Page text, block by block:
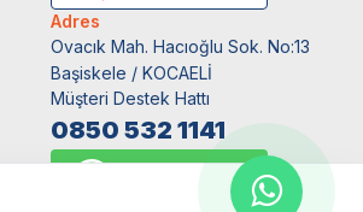
Adres
Ovacık Mah. Hacıoğlu Sok. No:13
Başiskele / KOCAELİ
Müşteri Destek Hattı
0850 532 1141
WhatsApp Destek
0554 871 66 20